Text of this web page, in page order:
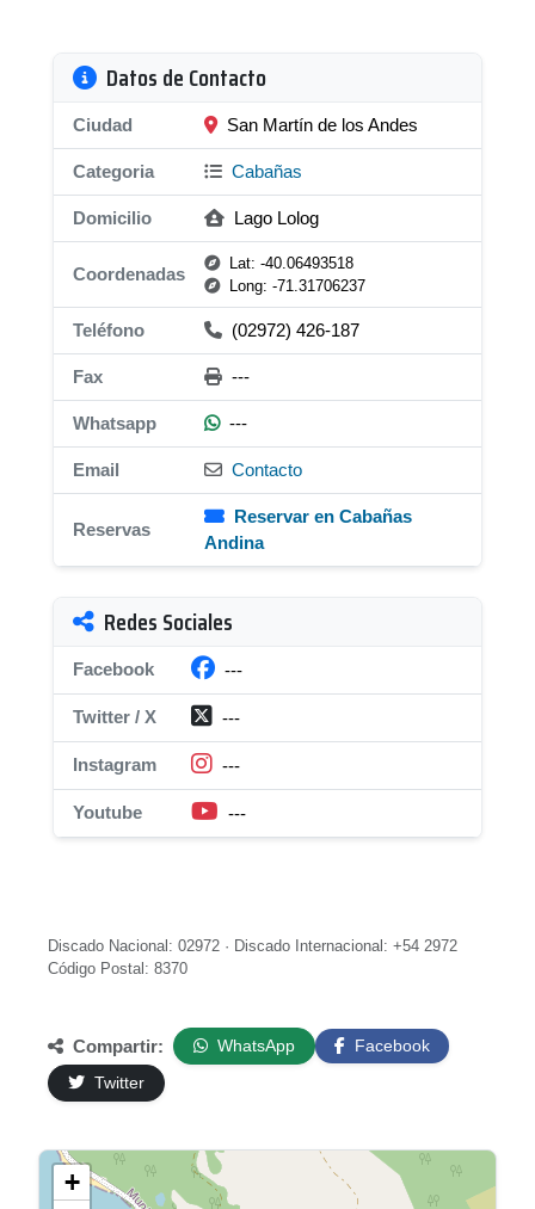
Datos de Contacto
Ciudad San Martín de los Andes
Categoria Cabañas
Domicilio Lago Lolog
Coordenadas
Lat: -40.06493518
Long: -71.31706237
Teléfono (02972) 426-187
Fax ---
Whatsapp ---
Email Contacto
Reservas
Reservar en Cabañas
Andina
Redes Sociales
Facebook ---
Twitter / X ---
Instagram ---
Youtube ---
Discado Nacional: 02972 · Discado Internacional: +54 2972
Código Postal: 8370
Compartir: WhatsApp
Facebook
Twitter
+